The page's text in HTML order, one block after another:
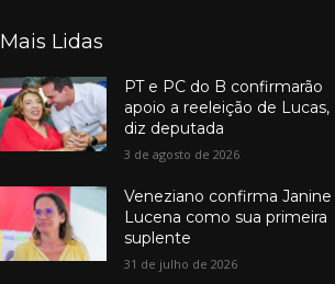
Mais Lidas
PT e PC do B confirmarão
apoio a reeleição de Lucas,
diz deputada
3 de agosto de 2026
Veneziano confirma Janine
Lucena como sua primeira
suplente
31 de julho de 2026